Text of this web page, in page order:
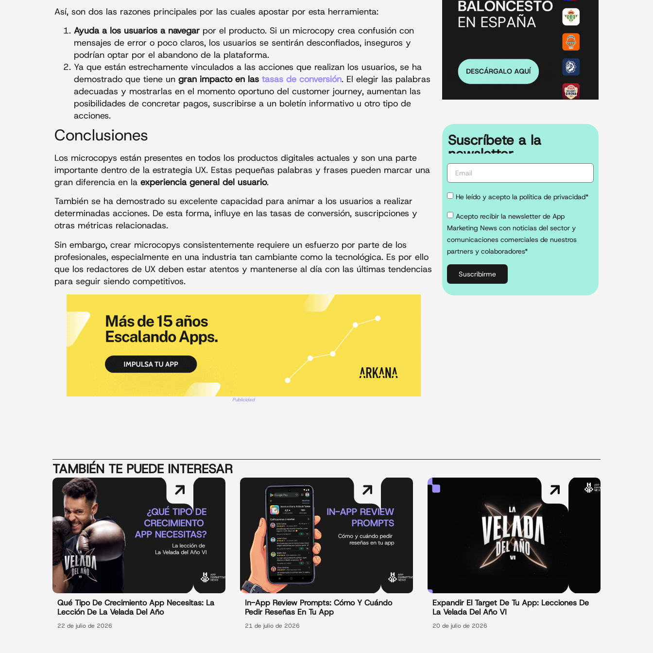
Así, son dos las razones principales por las cuales apostar por esta herramienta:
Ayuda a los usuarios a navegar por el producto. Si un microcopy crea confusión con
mensajes de error o poco claros, los usuarios se sentirán desconfiados, inseguros y
podrían optar por el abandono de la plataforma.
Ya que están estrechamente vinculados a las acciones que realizan los usuarios, se ha
demostrado que tiene un gran impacto en las tasas de conversión. El elegir las palabras
adecuadas y mostrarlas en el momento oportuno del customer journey, aumentan las
posibilidades de concretar pagos, suscribirse a un boletín informativo u otro tipo de
acciones.
Conclusiones
Los microcopys están presentes en todos los productos digitales actuales y son una parte
importante dentro de la estrategia UX. Estas pequeñas palabras y frases pueden marcar una
gran diferencia en la experiencia general del usuario.
También se ha demostrado su excelente capacidad para animar a los usuarios a realizar
determinadas acciones. De esta forma, influye en las tasas de conversión, suscripciones y
otras métricas relacionadas.
Sin embargo, crear microcopys consistentemente requiere un esfuerzo por parte de los
profesionales, especialmente en una industria tan cambiante como la tecnológica. Es por ello
que los redactores de UX deben estar atentos y mantenerse al día con las últimas tendencias
para seguir siendo competitivos.
Publicidad
Suscríbete a la
newsletter
He leído y acepto la política de privacidad*
Acepto recibir la newsletter de App
Marketing News con noticias del sector y
comunicaciones comerciales de nuestros
partners y colaboradores*
Suscribirme
TAMBIÉN TE PUEDE INTERESAR
Qué Tipo De Crecimiento App Necesitas: La
Lección De La Velada Del Año
22 de julio de 2026
In-App Review Prompts: Cómo Y Cuándo
Pedir Reseñas En Tu App
21 de julio de 2026
Expandir El Target De Tu App: Lecciones De
La Velada Del Año VI
20 de julio de 2026